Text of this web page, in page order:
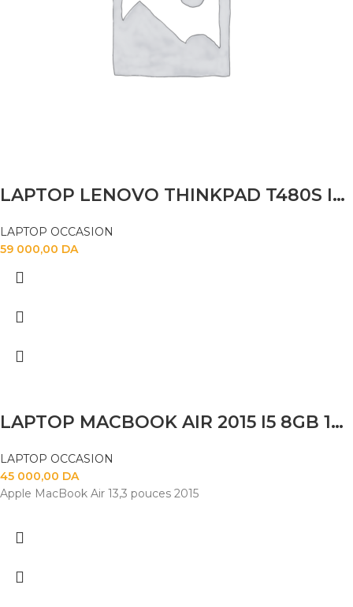
LAPTOP LENOVO THINKPAD T480S I5 8TH 16GB 256SSD 14″
LAPTOP OCCASION
59 000,00 DA
LAPTOP MACBOOK AIR 2015 I5 8GB 120SSD 14
LAPTOP OCCASION
45 000,00 DA
Apple MacBook Air 13,3 pouces 2015